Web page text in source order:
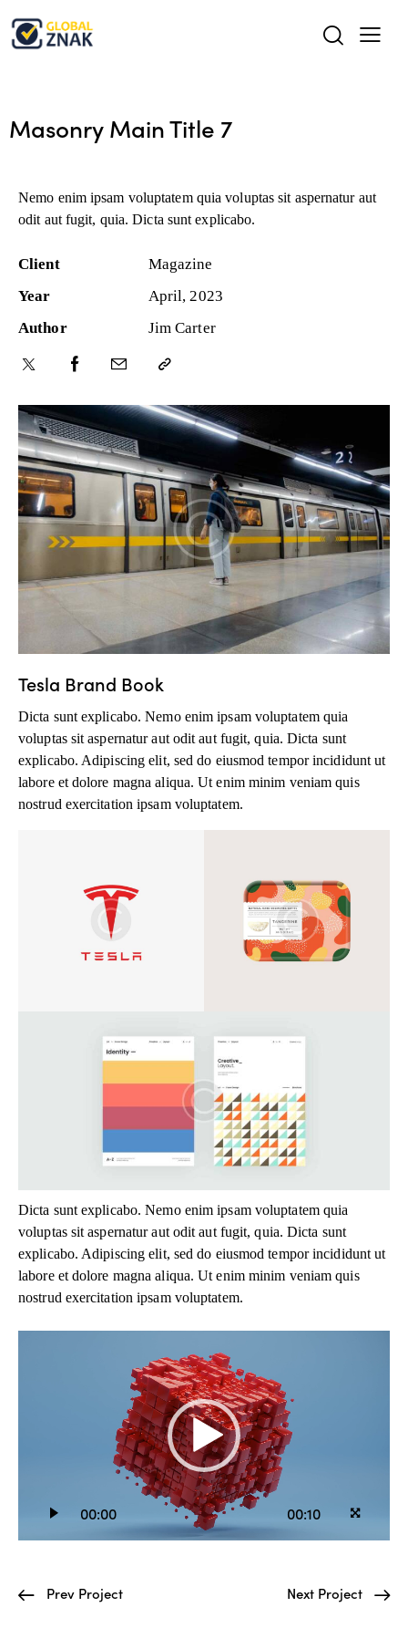
Masonry Main Title 7
Nemo enim ipsam voluptatem quia voluptas sit aspernatur aut
odit aut fugit, quia. Dicta sunt explicabo.
Client
Magazine
Year
April, 2023
Author
Jim Carter
Tesla Brand Book
Dicta sunt explicabo. Nemo enim ipsam voluptatem quia
voluptas sit aspernatur aut odit aut fugit, quia. Dicta sunt
explicabo. Adipiscing elit, sed do eiusmod tempor incididunt ut
labore et dolore magna aliqua. Ut enim minim veniam quis
nostrud exercitation ipsam voluptatem.
Dicta sunt explicabo. Nemo enim ipsam voluptatem quia
voluptas sit aspernatur aut odit aut fugit, quia. Dicta sunt
explicabo. Adipiscing elit, sed do eiusmod tempor incididunt ut
labore et dolore magna aliqua. Ut enim minim veniam quis
nostrud exercitation ipsam voluptatem.
00:00 00:10
Prev Project Next Project